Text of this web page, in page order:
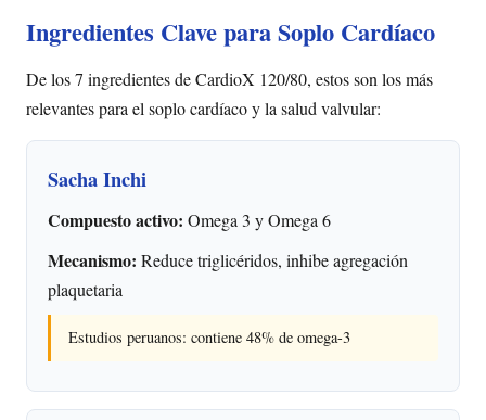
Ingredientes Clave para Soplo Cardíaco
De los 7 ingredientes de CardioX 120/80, estos son los más
relevantes para el soplo cardíaco y la salud valvular:
Sacha Inchi
Compuesto activo: Omega 3 y Omega 6
Mecanismo: Reduce triglicéridos, inhibe agregación
plaquetaria
Estudios peruanos: contiene 48% de omega-3